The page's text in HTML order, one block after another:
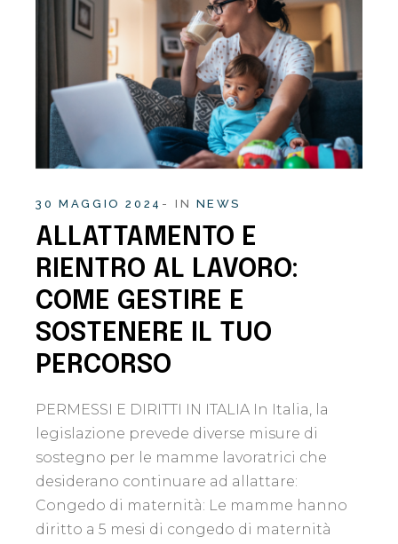
30 MAGGIO 2024 IN NEWS
ALLATTAMENTO E
RIENTRO AL LAVORO:
COME GESTIRE E
SOSTENERE IL TUO
PERCORSO
PERMESSI E DIRITTI IN ITALIA In Italia, la
legislazione prevede diverse misure di
sostegno per le mamme lavoratrici che
desiderano continuare ad allattare:
Congedo di maternità: Le mamme hanno
diritto a 5 mesi di congedo di maternità